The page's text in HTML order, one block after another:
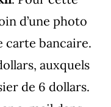
d’une photo
carte bancaire.
auxquels
de 6 dollars.